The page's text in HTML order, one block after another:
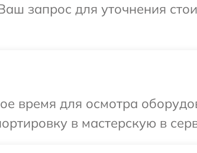
запрос для уточнения
время для осмотра
в мастерскую в